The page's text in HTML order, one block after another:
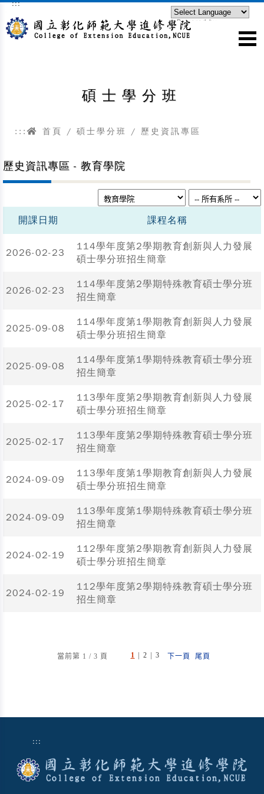
跳到主要內容區塊
:::
Powered by
碩士學分班
::: 首頁 / 碩士學分班 / 歷史資訊專區
歷史資訊專區 - 教育學院
開課日期 課程名稱
2026-02-23
114學年度第2學期教育創新與人力發展
碩士學分班招生簡章
2026-02-23
114學年度第2學期特殊教育碩士學分班
招生簡章
2025-09-08
114學年度第1學期教育創新與人力發展
碩士學分班招生簡章
2025-09-08
114學年度第1學期特殊教育碩士學分班
招生簡章
2025-02-17
113學年度第2學期教育創新與人力發展
碩士學分班招生簡章
2025-02-17
113學年度第2學期特殊教育碩士學分班
招生簡章
2024-09-09
113學年度第1學期教育創新與人力發展
碩士學分班招生簡章
2024-09-09
113學年度第1學期特殊教育碩士學分班
招生簡章
2024-02-19
112學年度第2學期教育創新與人力發展
碩士學分班招生簡章
2024-02-19
112學年度第2學期特殊教育碩士學分班
招生簡章
當前第 1 / 3 頁 1 | 2 | 3 下一頁 尾頁
:::